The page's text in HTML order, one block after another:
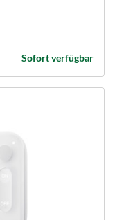
Sofort verfügbar